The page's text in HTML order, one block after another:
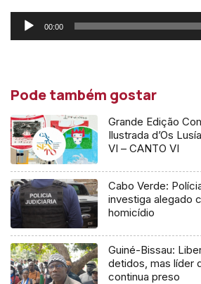
Reprodutor
de
00:00
Pode também gostar
Grande Edição
Ilustrada d’Os
VI – CANTO VI
Cabo Verde:
investiga alegado
homicídio
Guiné-Bissau:
detidos, mas líder
continua preso